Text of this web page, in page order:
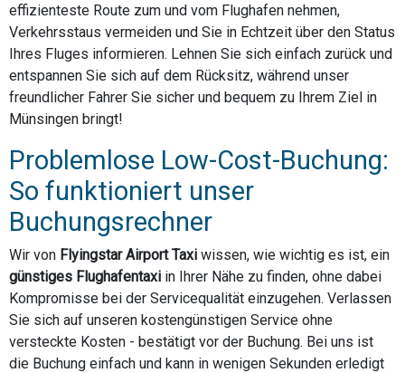
effizienteste Route zum und vom Flughafen nehmen,
Verkehrsstaus vermeiden und Sie in Echtzeit über den Status
Ihres Fluges informieren. Lehnen Sie sich einfach zurück und
entspannen Sie sich auf dem Rücksitz, während unser
freundlicher Fahrer Sie sicher und bequem zu Ihrem Ziel in
Münsingen bringt!
Problemlose Low-Cost-Buchung:
So funktioniert unser
Buchungsrechner
Wir von Flyingstar Airport Taxi wissen, wie wichtig es ist, ein
günstiges Flughafentaxi in Ihrer Nähe zu finden, ohne dabei
Kompromisse bei der Servicequalität einzugehen. Verlassen
Sie sich auf unseren kostengünstigen Service ohne
versteckte Kosten - bestätigt vor der Buchung. Bei uns ist
die Buchung einfach und kann in wenigen Sekunden erledigt